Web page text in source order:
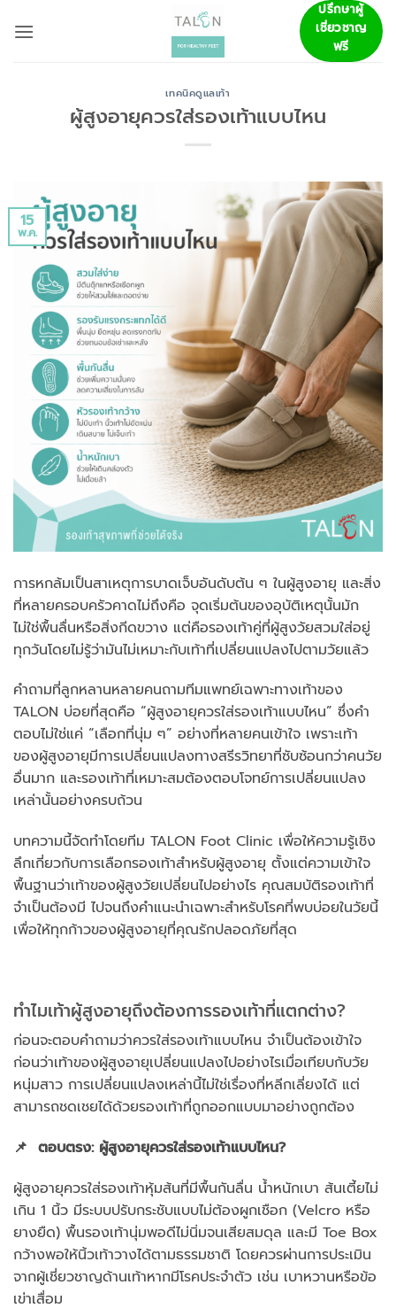
ปรึกษาผู้
เชี่ยวชาญ
ฟรี
เทคนิคดูแลเท้า
ผู้สูงอายุควรใส่รองเท้าแบบไหน
15
พ.ค.
การหกล้มเป็นสาเหตุการบาดเจ็บอันดับต้น ๆ ในผู้สูงอายุ และสิ่ง
ที่หลายครอบครัวคาดไม่ถึงคือ จุดเริ่มต้นของอุบัติเหตุนั้นมัก
ไม่ใช่พื้นลื่นหรือสิ่งกีดขวาง แต่คือรองเท้าคู่ที่ผู้สูงวัยสวมใส่อยู่
ทุกวันโดยไม่รู้ว่ามันไม่เหมาะกับเท้าที่เปลี่ยนแปลงไปตามวัยแล้ว
คำถามที่ลูกหลานหลายคนถามทีมแพทย์เฉพาะทางเท้าของ
TALON บ่อยที่สุดคือ “ผู้สูงอายุควรใส่รองเท้าแบบไหน” ซึ่งคำ
ตอบไม่ใช่แค่ “เลือกที่นุ่ม ๆ” อย่างที่หลายคนเข้าใจ เพราะเท้า
ของผู้สูงอายุมีการเปลี่ยนแปลงทางสรีรวิทยาที่ซับซ้อนกว่าคนวัย
อื่นมาก และรองเท้าที่เหมาะสมต้องตอบโจทย์การเปลี่ยนแปลง
เหล่านั้นอย่างครบถ้วน
บทความนี้จัดทำโดยทีม TALON Foot Clinic เพื่อให้ความรู้เชิง
ลึกเกี่ยวกับการเลือกรองเท้าสำหรับผู้สูงอายุ ตั้งแต่ความเข้าใจ
พื้นฐานว่าเท้าของผู้สูงวัยเปลี่ยนไปอย่างไร คุณสมบัติรองเท้าที่
จำเป็นต้องมี ไปจนถึงคำแนะนำเฉพาะสำหรับโรคที่พบบ่อยในวัยนี้
เพื่อให้ทุกก้าวของผู้สูงอายุที่คุณรักปลอดภัยที่สุด
ทำไมเท้าผู้สูงอายุถึงต้องการรองเท้าที่แตกต่าง?
ก่อนจะตอบคำถามว่าควรใส่รองเท้าแบบไหน จำเป็นต้องเข้าใจ
ก่อนว่าเท้าของผู้สูงอายุเปลี่ยนแปลงไปอย่างไรเมื่อเทียบกับวัย
หนุ่มสาว การเปลี่ยนแปลงเหล่านี้ไม่ใช่เรื่องที่หลีกเลี่ยงได้ แต่
สามารถชดเชยได้ด้วยรองเท้าที่ถูกออกแบบมาอย่างถูกต้อง
📌 ตอบตรง: ผู้สูงอายุควรใส่รองเท้าแบบไหน?
ผู้สูงอายุควรใส่รองเท้าหุ้มส้นที่มีพื้นกันลื่น น้ำหนักเบา ส้นเตี้ยไม่
เกิน 1 นิ้ว มีระบบปรับกระชับแบบไม่ต้องผูกเชือก (Velcro หรือ
ยางยืด) พื้นรองเท้านุ่มพอดีไม่นิ่มจนเสียสมดุล และมี Toe Box
กว้างพอให้นิ้วเท้าวางได้ตามธรรมชาติ โดยควรผ่านการประเมิน
จากผู้เชี่ยวชาญด้านเท้าหากมีโรคประจำตัว เช่น เบาหวานหรือข้อ
เข่าเสื่อม